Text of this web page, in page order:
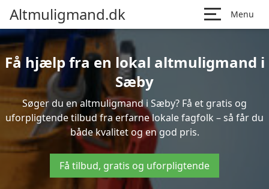
Altmuligmand.dk Menu
Få hjælp fra en lokal altmuligmand i
Sæby
Søger du en altmuligmand i Sæby? Få et gratis og
uforpligtende tilbud fra erfarne lokale fagfolk – så får du
både kvalitet og en god pris.
Få tilbud, gratis og uforpligtende